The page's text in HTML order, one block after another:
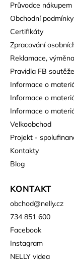
Průvodce nákupem
Obchodní podmínky
Certifikáty
Zpracování
Reklamace,
Pravidla FB soutěže
Informace o
Informace o
Informace o
Velkoobchod
Projekt -
Kontakty
Blog
KONTAKT
obchod@nelly.cz
734 851 600
Facebook
Instagram
NELLY videa